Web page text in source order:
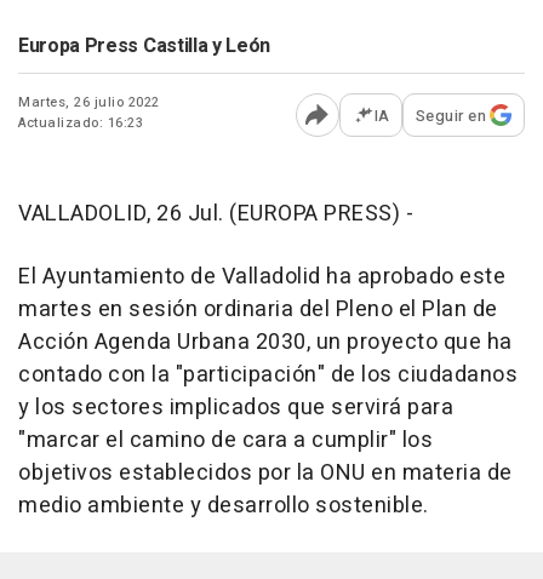
Europa Press Castilla y León
Martes, 26 julio 2022
Actualizado: 16:23
Abrir opciones para
IA Seguir en
VALLADOLID, 26 Jul. (EUROPA PRESS) -
El Ayuntamiento de Valladolid ha aprobado este
martes en sesión ordinaria del Pleno el Plan de
Acción Agenda Urbana 2030, un proyecto que ha
contado con la "participación" de los ciudadanos
y los sectores implicados que servirá para
"marcar el camino de cara a cumplir" los
objetivos establecidos por la ONU en materia de
medio ambiente y desarrollo sostenible.